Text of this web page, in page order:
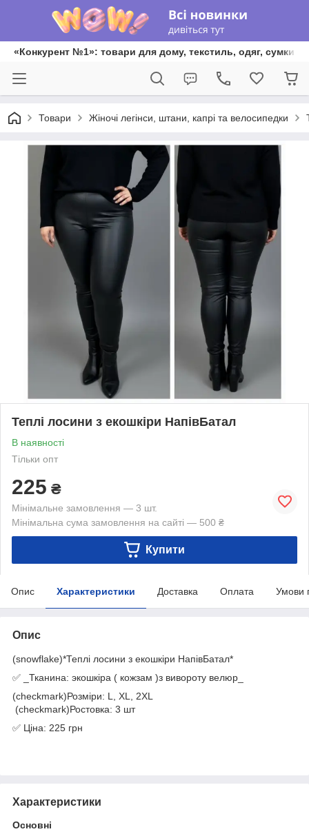
«Конкурент №1»: товари для дому, текстиль, одяг, сумки
Товари Жіночі легінси, штани, капрі та велосипедки
Теплі лосини з екошкіри НапівБатал
В наявності
Тільки опт
225 ₴
Мінімальне замовлення — 3 шт.
Мінімальна сума замовлення на сайті — 500 ₴
Купити
Опис Характеристики Доставка Оплата Умови
Опис
(snowflake)*Теплі лосини з екошкіри НапівБатал*
✅ _Тканина: экошкіра ( кожзам )з вивороту велюр_
(checkmark)Розміри: L, XL, 2XL
(checkmark)Ростовка: 3 шт
✅ Ціна: 225 грн
Характеристики
Основні